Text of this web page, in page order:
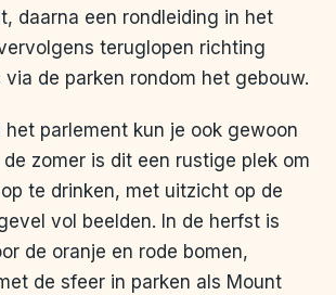
daarna een rondleiding in het
teruglopen richting
de parken rondom het gebouw.
het parlement kun je ook gewoon
zomer is dit een rustige plek om
te drinken, met uitzicht op de
vol beelden. In de herfst is
de oranje en rode bomen,
de sfeer in parken als Mount